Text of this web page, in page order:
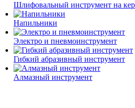
Шлифовальный инструмент на
Напильники
Электро и пневмоинструмент
Гибкий абразивный инструмент
Алмазный инструмент